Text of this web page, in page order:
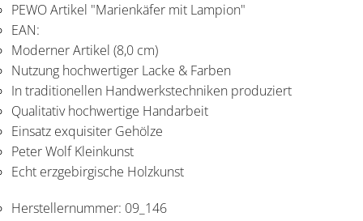
PEWO Artikel "Marienkäfer mit Lampion"
EAN:
Moderner Artikel (8,0 cm)
Nutzung hochwertiger Lacke & Farben
In traditionellen Handwerkstechniken produziert
Qualitativ hochwertige Handarbeit
Einsatz exquisiter Gehölze
Peter Wolf Kleinkunst
Echt erzgebirgische Holzkunst
Herstellernummer: 09_146